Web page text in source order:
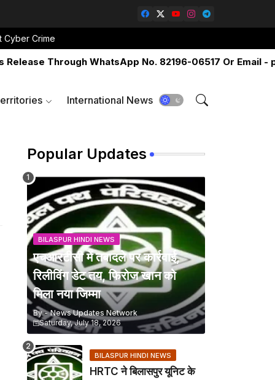
Cyber Crime
Through WhatsApp No. 82196-06517 Or Email -
International News
Popular Updates
BILASPUR HINDI NEWS
एचआरटीसी में तबादले पर कार्रवाई,
रिलीविंग डेट तय, फिरोज खान को
मिला नया जिम्मा
By - News Updates Network
Saturday, July 18, 2026
BILASPUR HINDI NEWS
HRTC ने बिलासपुर यूनिट के